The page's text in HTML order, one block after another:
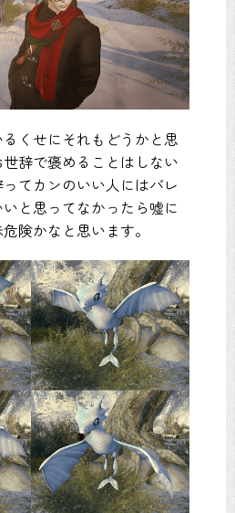
くせにそれもどうかと思
辞で褒めることはしない
てカンのいい人にはバレ
と思ってなかったら嘘に
険かなと思います。